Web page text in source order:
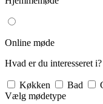
Online møde
Hvad er du interesseret i?
Køkken Bad
Vælg mødetype